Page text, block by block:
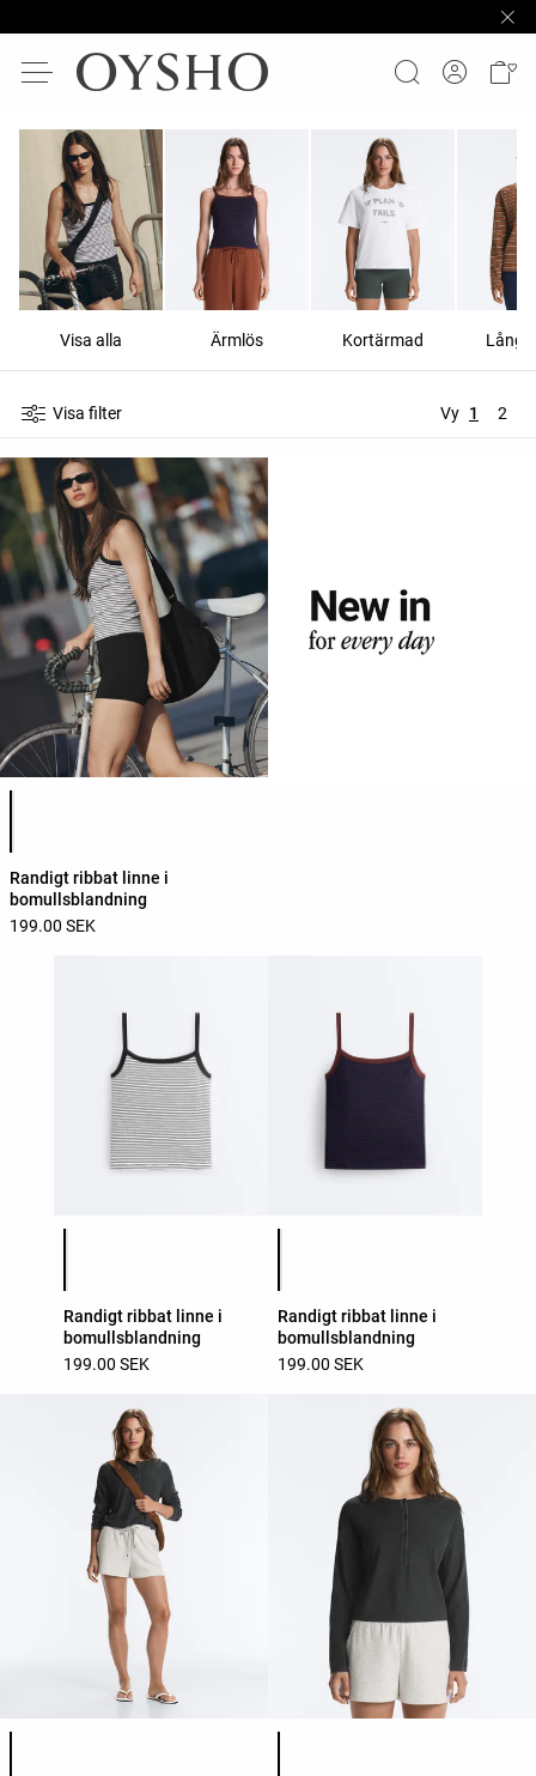
Visa alla Ärmlös Kortärmad
Visa filter Vy 1 2
Lista över produktfärger
Randigt ribbat linne i
bomullsblandning
199.00 SEK
Lista över produktfärger
Randigt ribbat linne i
bomullsblandning
199.00 SEK
Lista över produktfärger
Randigt ribbat linne i
bomullsblandning
199.00 SEK
Lista över produktfärger Lista över produktfärger